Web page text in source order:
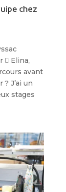
chez
 Elina,
avant
J’ai un
stages